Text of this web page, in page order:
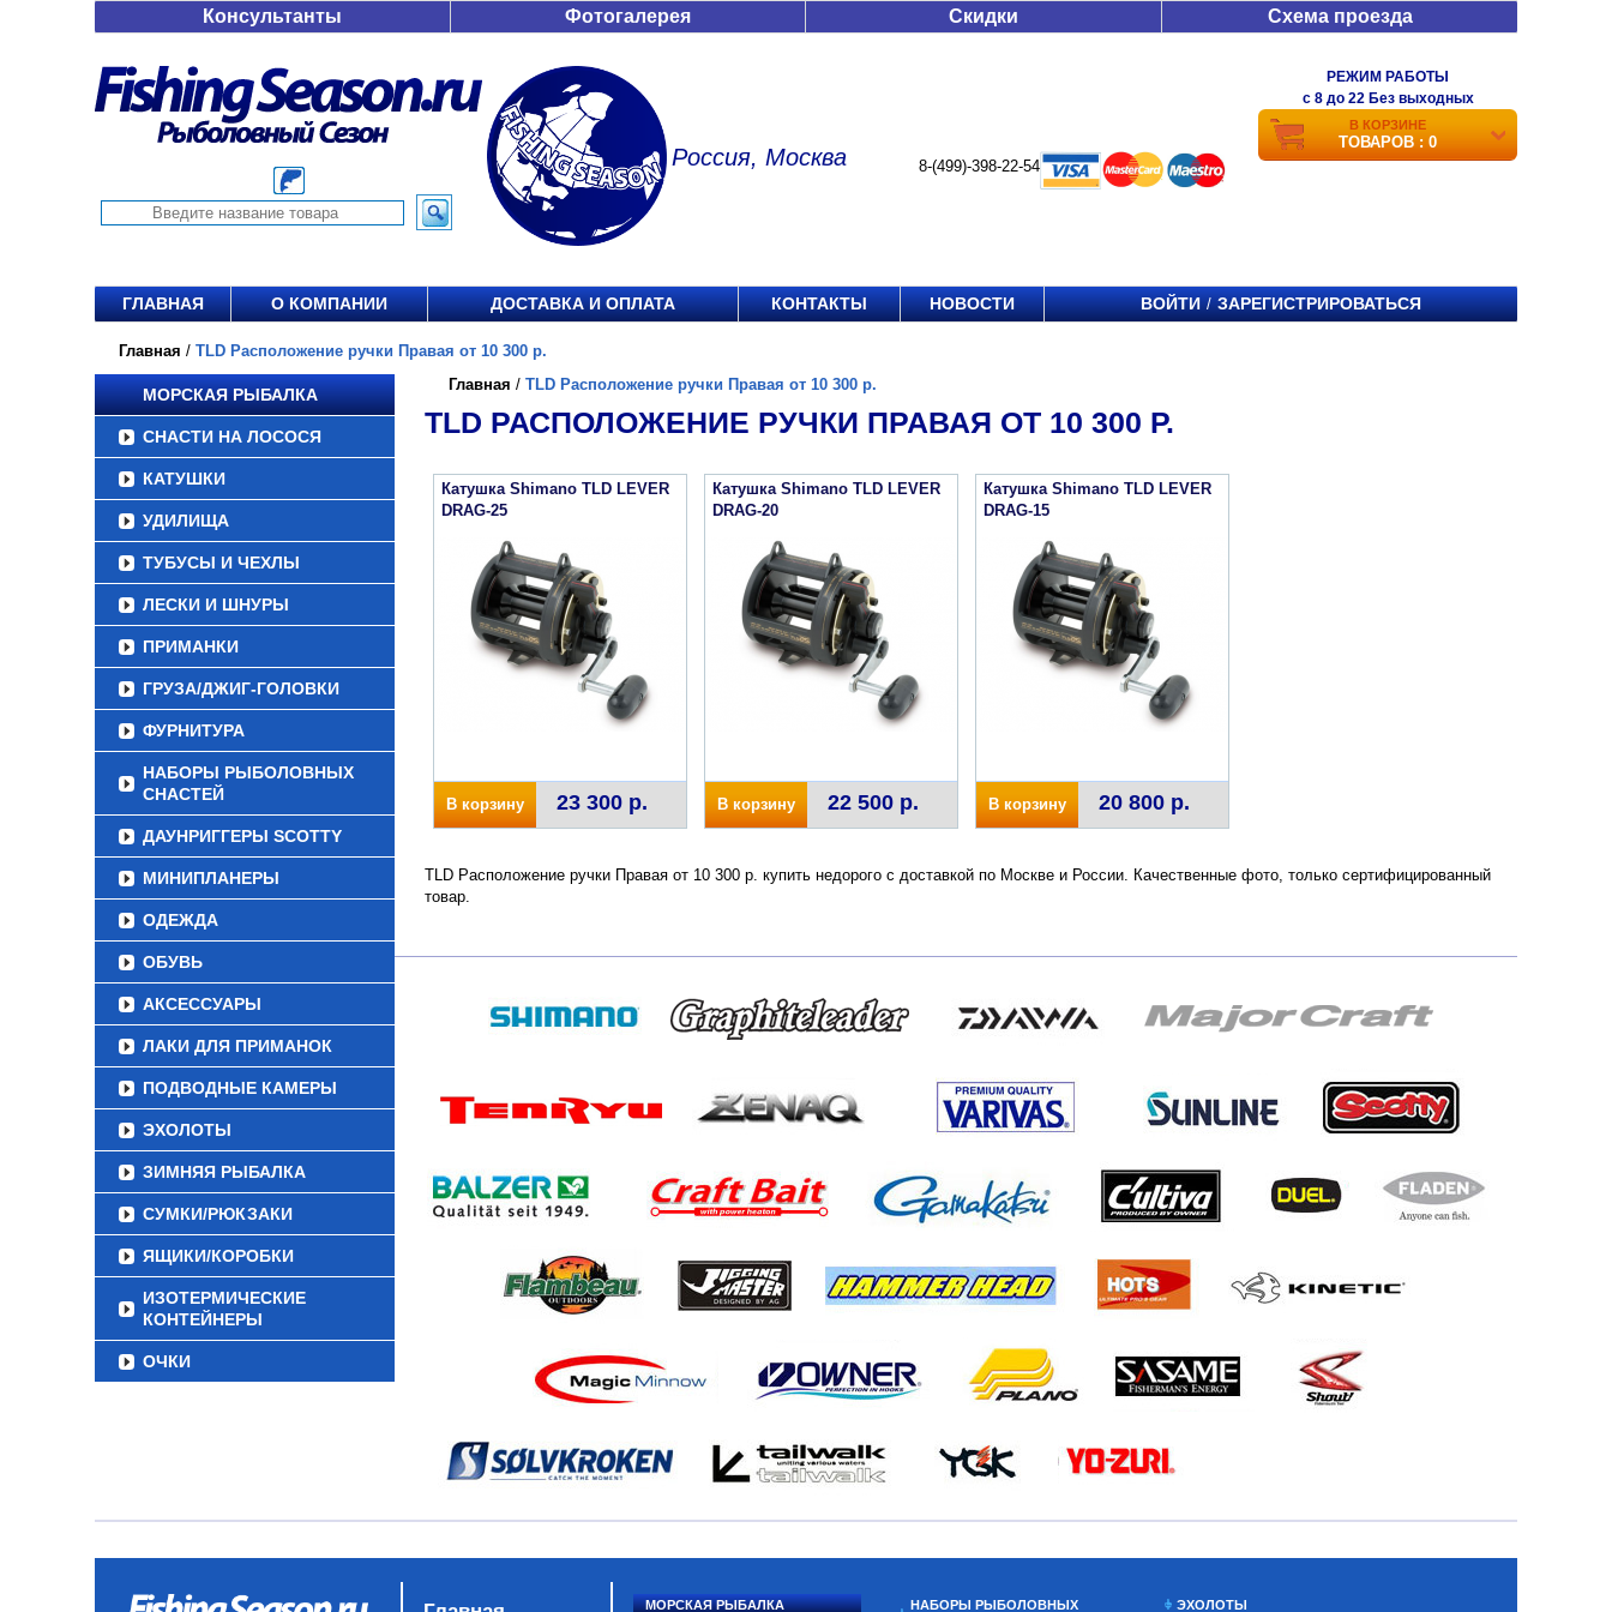
Консультанты Фотогалерея Скидки Схема проезда
Россия, Москва 8-(499)-398-22-54
РЕЖИМ РАБОТЫ
c 8 до 22 Без выходных
В КОРЗИНЕ
ТОВАРОВ : 0
ГЛАВНАЯ О КОМПАНИИ ДОСТАВКА И ОПЛАТА КОНТАКТЫ НОВОСТИ ВОЙТИ / ЗАРЕГИСТРИРОВАТЬСЯ
Главная / TLD Расположение ручки Правая от 10 300 р.
МОРСКАЯ РЫБАЛКА
СНАСТИ НА ЛОСОСЯ
КАТУШКИ
УДИЛИЩА
ТУБУСЫ И ЧЕХЛЫ
ЛЕСКИ И ШНУРЫ
ПРИМАНКИ
ГРУЗА/ДЖИГ-ГОЛОВКИ
ФУРНИТУРА
НАБОРЫ РЫБОЛОВНЫХ
СНАСТЕЙ
ДАУНРИГГЕРЫ SCOTTY
МИНИПЛАНЕРЫ
ОДЕЖДА
ОБУВЬ
АКСЕССУАРЫ
ЛАКИ ДЛЯ ПРИМАНОК
ПОДВОДНЫЕ КАМЕРЫ
ЭХОЛОТЫ
ЗИМНЯЯ РЫБАЛКА
СУМКИ/РЮКЗАКИ
ЯЩИКИ/КОРОБКИ
ИЗОТЕРМИЧЕСКИЕ
КОНТЕЙНЕРЫ
ОЧКИ
Главная / TLD Расположение ручки Правая от 10 300 р.
TLD РАСПОЛОЖЕНИЕ РУЧКИ ПРАВАЯ ОТ 10 300 Р.
Катушка Shimano TLD LEVER
DRAG-25
В корзину 23 300 р.
Катушка Shimano TLD LEVER
DRAG-20
В корзину 22 500 р.
Катушка Shimano TLD LEVER
DRAG-15
В корзину 20 800 р.
TLD Расположение ручки Правая от 10 300 р. купить недорого с доставкой по Москве и России. Качественные фото, только сертифицированный
товар.
МОРСКАЯ РЫБАЛКА НАБОРЫ РЫБОЛОВНЫХ ЭХОЛОТЫ